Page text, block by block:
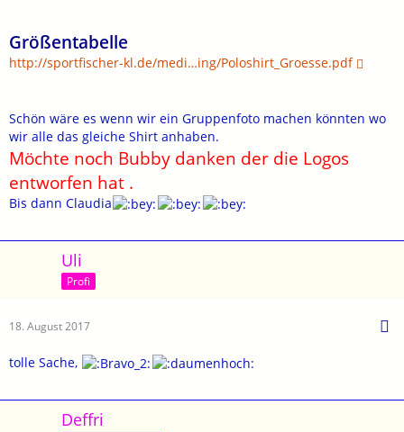
Größentabelle
http://sportfischer-kl.de/medi…ing/Poloshirt_Groesse.pdf
Schön wäre es wenn wir ein Gruppenfoto machen könnten wo
wir alle das gleiche Shirt anhaben.
Möchte noch Bubby danken der die Logos
entworfen hat .
Bis dann Claudia
Uli
Profi
18. August 2017
tolle Sache,
Deffri